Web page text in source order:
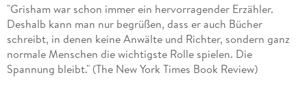
central Virginia.
"Grisham war schon immer ein hervorragender Erzähler.
Deshalb kann man nur begrüßen, dass er auch Bücher
schreibt, in denen keine Anwälte und Richter, sondern ganz
normale Menschen die wichtigste Rolle spielen. Die
Spannung bleibt." (The New York Times Book Review)